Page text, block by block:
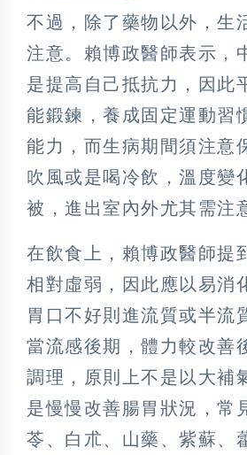
不過，除了藥物以外，生
注意。賴博政醫師表示，
是提高自己抵抗力，因此
能鍛鍊，養成固定運動習
能力，而生病期間須注意
吹風或是喝冷飲，溫度變
被，進出室內外尤其需注
在飲食上，賴博政醫師提
相對虛弱，因此應以易消
胃口不好則進流質或半流
當流感後期，體力較改善
調理，原則上不是以大補
是慢慢改善腸胃狀況，常
苓、白朮、山藥、紫蘇、